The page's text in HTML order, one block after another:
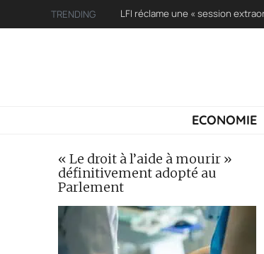
TRENDING
ECONOMIE
« Le droit à l’aide à mourir »
définitivement adopté au
Parlement